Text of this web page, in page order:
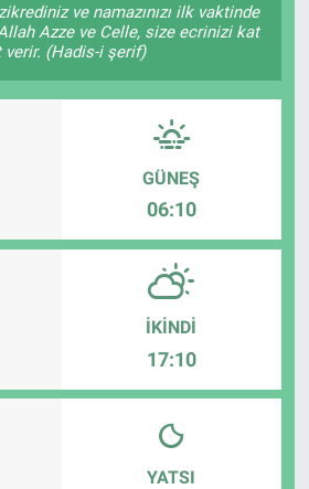
ve namazınızı ilk vaktinde
Azze ve Celle, size ecrinizi kat
verir. (Hadis-i şerif)
GÜNEŞ
06:10
İKINDI
17:10
YATSI